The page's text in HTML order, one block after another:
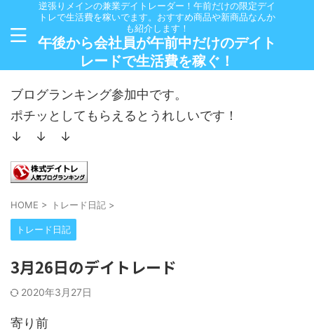
逆張りメインの兼業デイトレーダー！午前だけの限定デイ
トレで生活費を稼いでます。おすすめ商品や新商品なんか
も紹介します！
午後から会社員が午前中だけのデイト
レードで生活費を稼ぐ！
ブログランキング参加中です。
ポチッとしてもらえるとうれしいです！
↓ ↓ ↓
HOME > トレード日記 >
トレード日記
3月26日のデイトレード
2020年3月27日
寄り前